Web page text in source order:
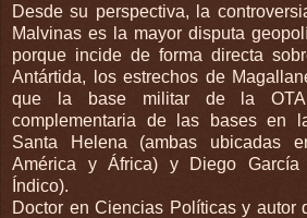
Desde su perspectiva, la
Malvinas es la mayor disputa
porque incide de forma directa
Antártida, los estrechos de
que la base militar de la
complementaria de las bases en
Santa Helena (ambas ubicadas
América y África) y Diego García
Índico).
Doctor en Ciencias Políticas y autor